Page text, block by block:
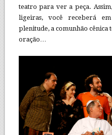
teatro para ver a peça.
ligeiras, você receberá
plenitude, a comunhão
oração…